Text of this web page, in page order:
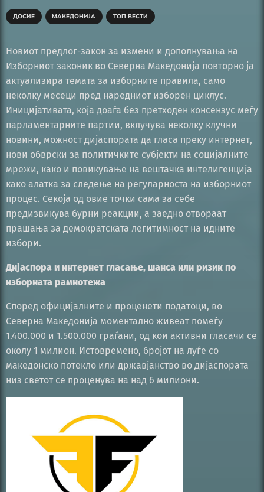
ДОСИЕ МАКЕДОНИЈА ТОП ВЕСТИ
Новиот предлог-закон за измени и дополнувања на
Изборниот законик во Северна Македонија повторно ја
актуализира темата за изборните правила, само
неколку месеци пред наредниот изборен циклус.
Иницијативата, која доаѓа без претходен консензус меѓу
парламентарните партии, вклучува неколку клучни
новини, можност дијаспората да гласа преку интернет,
нови обврски за политичките субјекти на социјалните
мрежи, како и повикување на вештачка интелигенција
како алатка за следење на регуларноста на изборниот
процес. Секоја од овие точки сама за себе
предизвикува бурни реакции, а заедно отвораат
прашања за демократската легитимност на идните
избори.
Дијаспора и интернет гласање, шанса или ризик по
изборната рамнотежа
Според официјалните и проценети податоци, во
Северна Македонија моментално живеат помеѓу
1.400.000 и 1.500.000 граѓани, од кои активни гласачи се
околу 1 милион. Истовремено, бројот на луѓе со
македонско потекло или државјанство во дијаспората
низ светот се проценува на над 6 милиони.